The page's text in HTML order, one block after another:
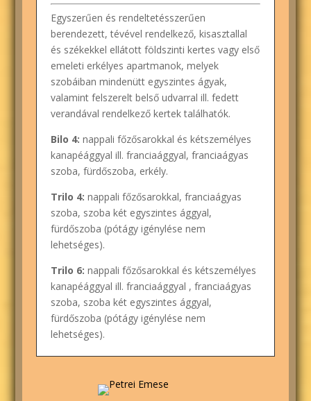
Egyszerűen és rendeltetésszerűen
berendezett, tévével rendelkező, kisasztallal
és székekkel ellátott földszinti kertes vagy első
emeleti erkélyes apartmanok, melyek
szobáiban mindenütt egyszintes ágyak,
valamint felszerelt belső udvarral ill. fedett
verandával rendelkező kertek találhatók.
Bilo 4: nappali főzősarokkal és kétszemélyes
kanapéággyal ill. franciaággyal, franciaágyas
szoba, fürdőszoba, erkély.
Trilo 4: nappali főzősarokkal, franciaágyas
szoba, szoba két egyszintes ággyal,
fürdőszoba (pótágy igénylése nem
lehetséges).
Trilo 6: nappali főzősarokkal és kétszemélyes
kanapéággyal ill. franciaággyal , franciaágyas
szoba, szoba két egyszintes ággyal,
fürdőszoba (pótágy igénylése nem
lehetséges).